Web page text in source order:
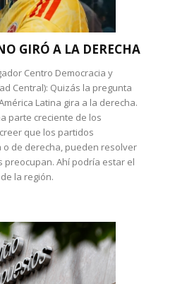
GIRÓ A LA DERECHA
Centro Democracia y
Central): Quizás la pregunta
Latina gira a la derecha.
parte creciente de los
que los partidos
de derecha, pueden resolver
preocupan. Ahí podría estar el
la región.